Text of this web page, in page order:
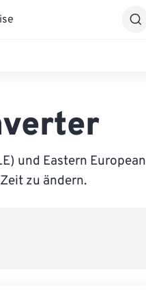
und Eastern European
zu ändern.